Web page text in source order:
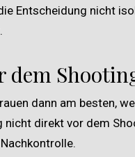
Entscheidung nicht
dem
dann am besten,
direkt vor dem